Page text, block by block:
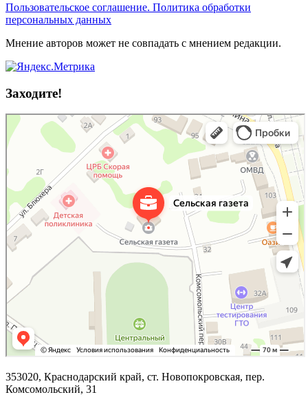
Пользовательское соглашение. Политика обработки
персональных данных
Мнение авторов может не совпадать с мнением редакции.
Заходите!
353020, Краснодарский край, ст. Новопокровская, пер.
Комсомольский, 31